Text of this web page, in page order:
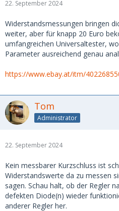
22. September 2024
Widerstandsmessungen bringen
weiter, aber für knapp 20 Euro
umfangreichen Universaltester,
Parameter ausreichend genau
https://www.ebay.at/itm/
Tom
Administrator
22. September 2024
Kein messbarer Kurzschluss ist
Widerstandswerte da zu messen
sagen. Schau halt, ob der Regler
defekten Diode(n) wieder
anderer Regler her.